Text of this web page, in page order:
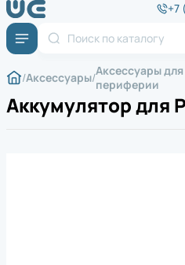
+7
Аксессуары Аксессуары для
периферии
Аккумулятор для